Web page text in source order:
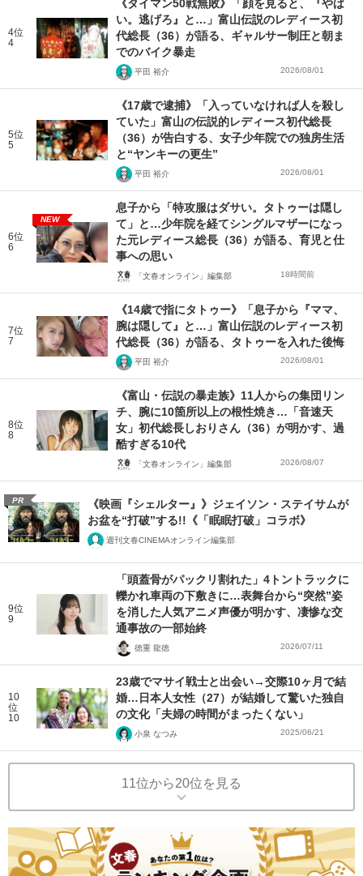
4位
4
《タイマン50戦無敗》「顔を見ると、『やば
い。逃げろ』と…」富山伝説のレディース初
代総長（36）が語る、ギャルサー制圧と朝ま
でのバイク暴走
平田 裕介 2026/08/01
5位
5
《17歳で逮捕》「入っていなければ人を殺し
ていた」富山の伝説的レディース初代総長
（36）が告白する、女子少年院での独房生活
と“ヤンキーの更生”
平田 裕介 2026/08/01
6位
6
NEW
息子から「特攻服はダサい。タトゥーは隠し
て」と…少年院を経てシングルマザーになっ
た元レディース総長（36）が語る、育児と仕
事への思い
「文春オンライン」編集部 18時間前
7位
7
《14歳で指にタトゥー》「息子から『ママ、
腕は隠して』と…」富山伝説のレディース初
代総長（36）が語る、タトゥーを入れた後悔
平田 裕介 2026/08/01
8位
8
《富山・伝説の暴走族》11人からの集団リン
チ、腕に10箇所以上の根性焼き…「音速天
女」初代総長しおりさん（36）が明かす、過
酷すぎる10代
「文春オンライン」編集部 2026/08/07
PR
《映画『シェルター』》ジェイソン・ステイサムが
お盆を“打破”する!!《「眠眠打破」コラボ》
週刊文春CINEMAオンライン編集部
9位
9
「頭蓋骨がパックリ割れた」4トントラックに
轢かれ車両の下敷きに…表舞台から“突然”姿
を消した人気アニメ声優が明かす、凄惨な交
通事故の一部始終
徳重 龍徳 2026/07/11
10
位
10
23歳でマサイ戦士と出会い→交際10ヶ月で結
婚…日本人女性（27）が結婚して驚いた独自
の文化「夫婦の時間がまったくない」
小泉 なつみ 2025/06/21
11位から20位を見る